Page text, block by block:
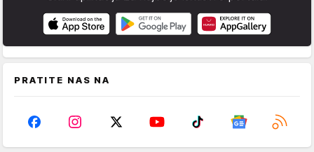
PRATITE NAS NA